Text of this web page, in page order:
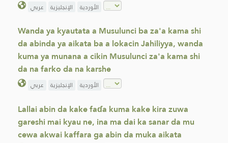
عربي الإنجليزية الأوردية
Wanda ya kyautata a Musulunci ba za'a kama shi
da abinda ya aikata ba a lokacin Jahiliyya, wanda
kuma ya munana a cikin Musulunci za'a kama shi
da na farko da na karshe
عربي الإنجليزية الأوردية
Lallai abin da kake faɗa kuma kake kira zuwa
gareshi mai kyau ne, ina ma dai ka sanar da mu
cewa akwai kaffara ga abin da muka aikata